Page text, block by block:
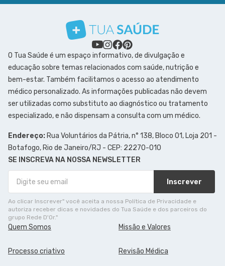
O Tua Saúde é um espaço informativo, de divulgação e
educação sobre temas relacionados com saúde, nutrição e
bem-estar. Também facilitamos o acesso ao atendimento
médico personalizado. As informações publicadas não devem
ser utilizadas como substituto ao diagnóstico ou tratamento
especializado, e não dispensam a consulta com um médico.
Endereço: Rua Voluntários da Pátria, n° 138, Bloco 01, Loja 201 -
Botafogo, Rio de Janeiro/RJ - CEP: 22270-010
SE INSCREVA NA NOSSA NEWSLETTER
Inscrever
Ao clicar Inscrever" você aceita a nossa Política de Privacidade e
autoriza receber dicas e novidades do Tua Saúde e dos parceiros do
grupo Rede D'Or."
Quem Somos Missão e Valores
Processo criativo Revisão Médica